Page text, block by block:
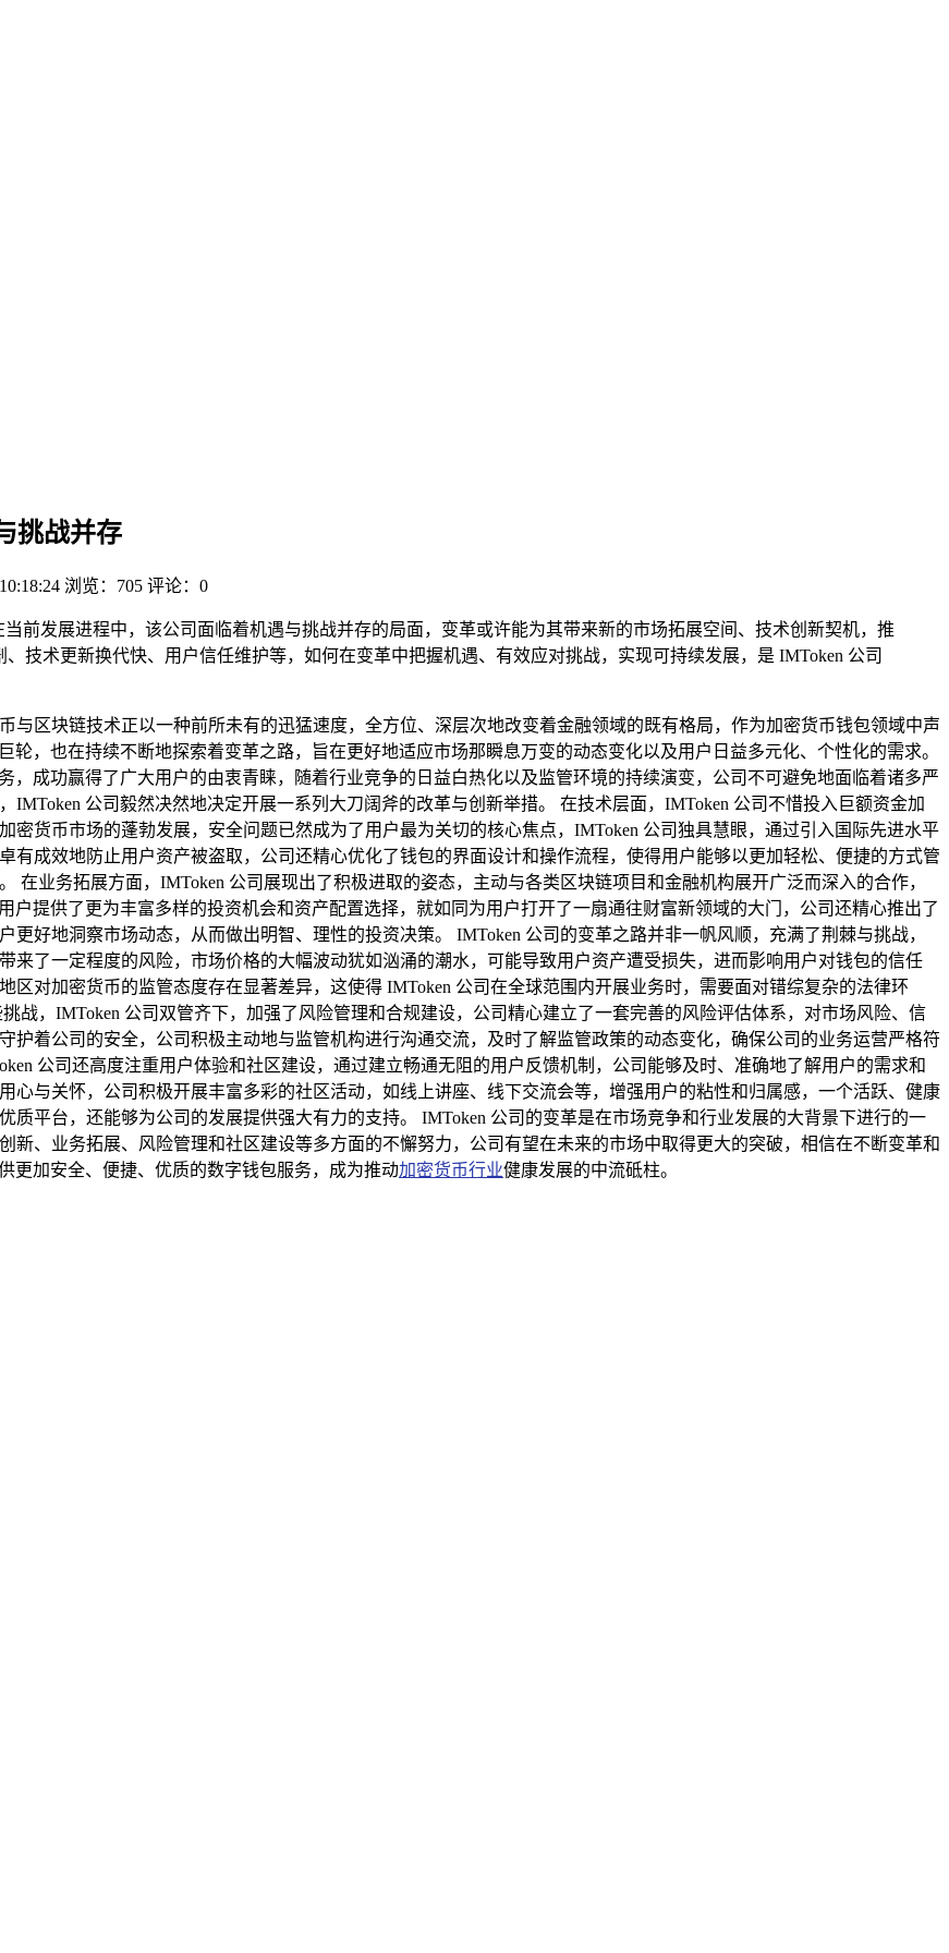
挑战并存
浏览：705 评论：0
前发展进程中，该公司面临着机遇与挑战并存的局面，变革或许能为其带来新的市场拓展空间、技术创新契机，推
技术更新换代快、用户信任维护等，如何在变革中把握机遇、有效应对挑战，实现可持续发展，是 IMToken 公司
与区块链技术正以一种前所未有的迅猛速度，全方位、深层次地改变着金融领域的既有格局，作为加密货币钱包领域中声
轮，也在持续不断地探索着变革之路，旨在更好地适应市场那瞬息万变的动态变化以及用户日益多元化、个性化的需求。
，成功赢得了广大用户的由衷青睐，随着行业竞争的日益白热化以及监管环境的持续演变，公司不可避免地面临着诸多严
公司毅然决然地决定开展一系列大刀阔斧的改革与创新举措。 在技术层面，IMToken 公司不惜投入巨额资金加
货币市场的蓬勃发展，安全问题已然成为了用户最为关切的核心焦点，IMToken 公司独具慧眼，通过引入国际先进水平
有成效地防止用户资产被盗取，公司还精心优化了钱包的界面设计和操作流程，使得用户能够以更加轻松、便捷的方式管
在业务拓展方面，IMToken 公司展现出了积极进取的姿态，主动与各类区块链项目和金融机构展开广泛而深入的合作，
户提供了更为丰富多样的投资机会和资产配置选择，就如同为用户打开了一扇通往财富新领域的大门，公司还精心推出了
好地洞察市场动态，从而做出明智、理性的投资决策。 IMToken 公司的变革之路并非一帆风顺，充满了荆棘与挑战，
来了一定程度的风险，市场价格的大幅波动犹如汹涌的潮水，可能导致用户资产遭受损失，进而影响用户对钱包的信任
对加密货币的监管态度存在显著差异，这使得 IMToken 公司在全球范围内开展业务时，需要面对错综复杂的法律环
战，IMToken 公司双管齐下，加强了风险管理和合规建设，公司精心建立了一套完善的风险评估体系，对市场风险、信
护着公司的安全，公司积极主动地与监管机构进行沟通交流，及时了解监管政策的动态变化，确保公司的业务运营严格符
公司还高度注重用户体验和社区建设，通过建立畅通无阻的用户反馈机制，公司能够及时、准确地了解用户的需求和
心与关怀，公司积极开展丰富多彩的社区活动，如线上讲座、线下交流会等，增强用户的粘性和归属感，一个活跃、健康
平台，还能够为公司的发展提供强大有力的支持。 IMToken 公司的变革是在市场竞争和行业发展的大背景下进行的一
新、业务拓展、风险管理和社区建设等多方面的不懈努力，公司有望在未来的市场中取得更大的突破，相信在不断变革和
更加安全、便捷、优质的数字钱包服务，成为推动加密货币行业健康发展的中流砥柱。